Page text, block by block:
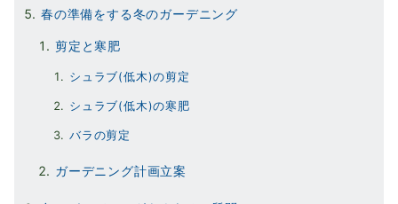
春の準備をする冬のガーデニング
剪定と寒肥
シュラブ(低木)の剪定
シュラブ(低木)の寒肥
バラの剪定
ガーデニング計画立案